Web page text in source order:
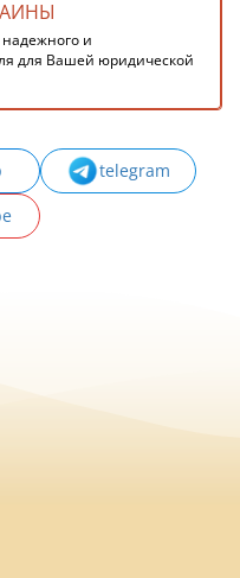
и
для Вашей юридической
telegram